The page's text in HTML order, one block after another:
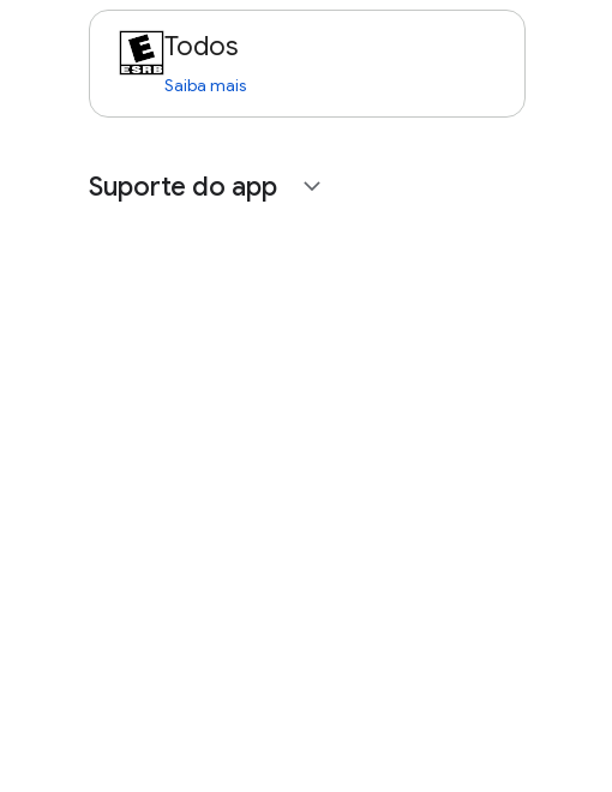
Todos
Saiba mais
Suporte do app expand_more